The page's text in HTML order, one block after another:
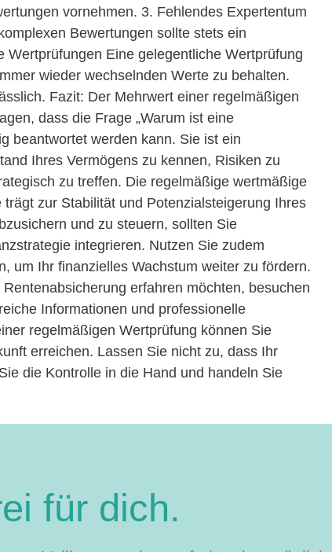
vornehmen. 3. Fehlendes Expertentum
Bewertungen sollte stets ein
Eine gelegentliche Wertprüfung
wieder wechselnden Werte zu behalten.
Fazit: Der Mehrwert einer regelmäßigen
dass die Frage „Warum ist eine
beantwortet werden kann. Sie ist ein
Ihres Vermögens zu kennen, Risiken zu
zu treffen. Die regelmäßige wertmäßige
zur Stabilität und Potenzialsteigerung Ihres
und zu steuern, sollten Sie
integrieren. Nutzen Sie zudem
um Ihr finanzielles Wachstum weiter zu fördern.
erfahren möchten, besuchen
Informationen und professionelle
regelmäßigen Wertprüfung können Sie
erreichen. Lassen Sie nicht zu, dass Ihr
die Kontrolle in die Hand und handeln Sie
für dich.